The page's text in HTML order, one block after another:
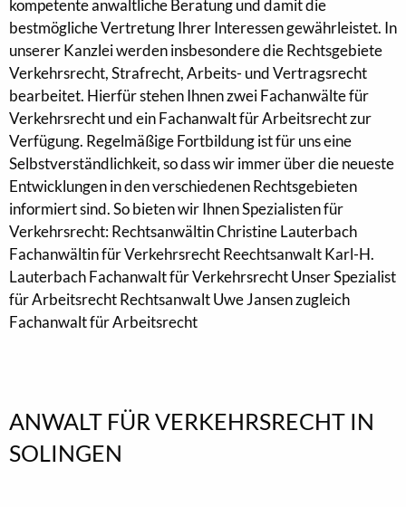
kompetente anwaltliche Beratung und damit die
bestmögliche Vertretung Ihrer Interessen gewährleistet. In
unserer Kanzlei werden insbesondere die Rechtsgebiete
Verkehrsrecht, Strafrecht, Arbeits- und Vertragsrecht
bearbeitet. Hierfür stehen Ihnen zwei Fachanwälte für
Verkehrsrecht und ein Fachanwalt für Arbeitsrecht zur
Verfügung. Regelmäßige Fortbildung ist für uns eine
Selbstverständlichkeit, so dass wir immer über die neueste
Entwicklungen in den verschiedenen Rechtsgebieten
informiert sind. So bieten wir Ihnen Spezialisten für
Verkehrsrecht: Rechtsanwältin Christine Lauterbach
Fachanwältin für Verkehrsrecht Reechtsanwalt Karl-H.
Lauterbach Fachanwalt für Verkehrsrecht Unser Spezialist
für Arbeitsrecht Rechtsanwalt Uwe Jansen zugleich
Fachanwalt für Arbeitsrecht
ANWALT FÜR VERKEHRSRECHT IN
SOLINGEN